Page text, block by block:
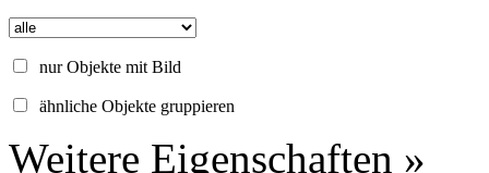
nur Objekte mit Bild
ähnliche Objekte gruppieren
Weitere Eigenschaften »